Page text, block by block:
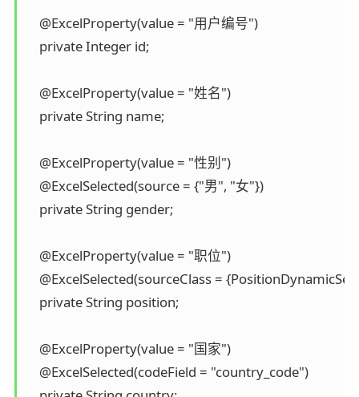
    @ExcelProperty(value = "用户编号")
    private Integer id;
    @ExcelProperty(value = "姓名")
    private String name;
    @ExcelProperty(value = "性别")
    @ExcelSelected(source = {"男", "女"})
    private String gender;
    @ExcelProperty(value = "职位")
@ExcelSelected(sourceClass =
    private String position;
    @ExcelProperty(value = "国家")
    @ExcelSelected(codeField = "country_code")